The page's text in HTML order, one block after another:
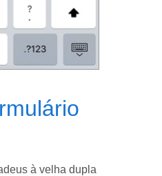
à velha dupla